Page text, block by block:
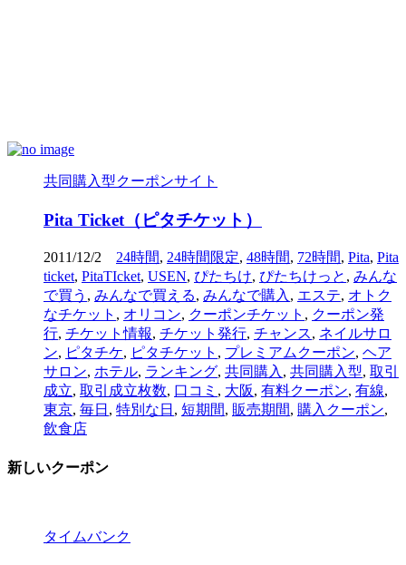
共同購入型クーポンサイト
Pita Ticket（ピタチケット）
2011/12/2 24時間, 24時間限定, 48時間, 72時間, Pita, Pita
ticket, PitaTIcket, USEN, ぴたちけ, ぴたちけっと , みんな
で買う , みんなで買える, みんなで購入 , エステ, オトク
なチケット , オリコン, クーポンチケット , クーポン発
行, チケット情報, チケット発行, チャンス, ネイルサロ
ン, ピタチケ, ピタチケット , プレミアムクーポン, ヘア
サロン, ホテル, ランキング, 共同購入 , 共同購入型, 取引
成立, 取引成立枚数, 口コミ , 大阪, 有料クーポン, 有線,
東京, 毎日 , 特別な日 , 短期間, 販売期間, 購入クーポン,
飲食店
新しいクーポン
タイムバンク